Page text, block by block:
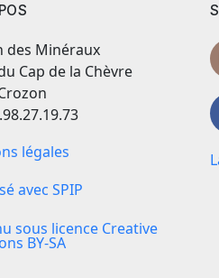
des Minéraux
Cap de la Chèvre
légales
avec SPIP
sous licence Creative
BY-SA